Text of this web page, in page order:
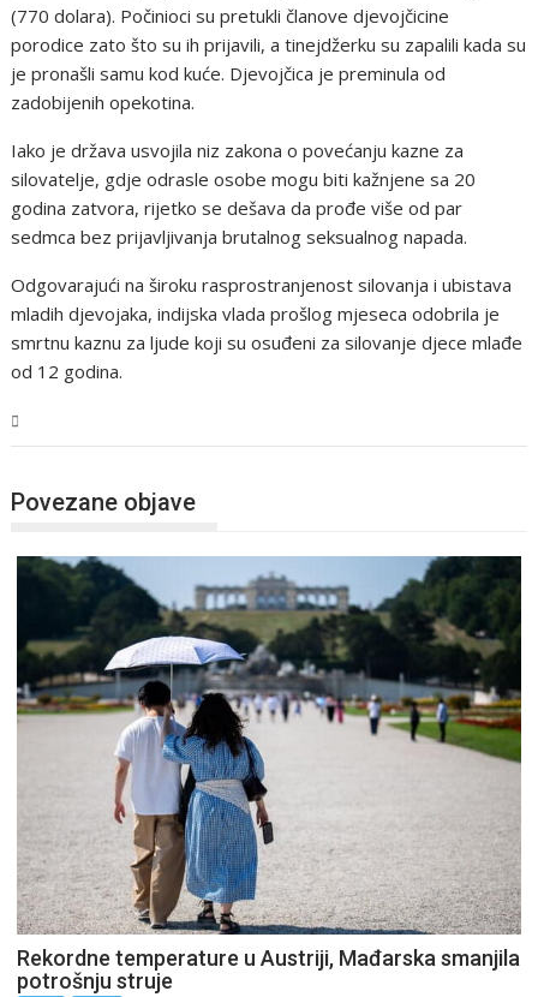
(770 dolara). Počinioci su pretukli članove djevojčicine
porodice zato što su ih prijavili, a tinejdžerku su zapalili kada su
je pronašli samu kod kuće. Djevojčica je preminula od
zadobijenih opekotina.
Iako je država usvojila niz zakona o povećanju kazne za
silovatelje, gdje odrasle osobe mogu biti kažnjene sa 20
godina zatvora, rijetko se dešava da prođe više od par
sedmca bez prijavljivanja brutalnog seksualnog napada.
Odgovarajući na široku rasprostranjenost silovanja i ubistava
mladih djevojaka, indijska vlada prošlog mjeseca odobrila je
smrtnu kaznu za ljude koji su osuđeni za silovanje djece mlađe
od 12 godina.
Povezane objave
Rekordne temperature u Austriji, Mađarska smanjila
potrošnju struje